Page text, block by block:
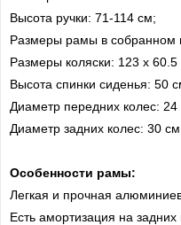
Высота ручки: 71-114 см;
Размеры рамы в собранном
Размеры коляски: 123 х
Высота спинки сиденья: 50
Диаметр передних колес: 24
Диаметр задних колес: 30 см.
Особенности рамы:
Легкая и прочная
Есть амортизация на задних